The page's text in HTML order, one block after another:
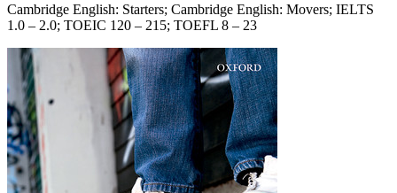
Cambridge English: Starters; Cambridge English: Movers; IELTS
1.0 – 2.0; TOEIC 120 – 215; TOEFL 8 – 23